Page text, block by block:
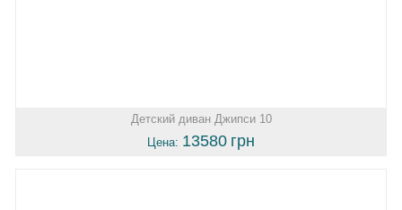
Детский диван Джипси 10
Цена: 13580 грн